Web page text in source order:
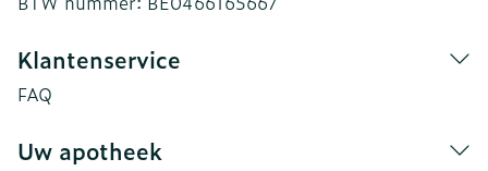
Klantenservice
FAQ
Uw apotheek